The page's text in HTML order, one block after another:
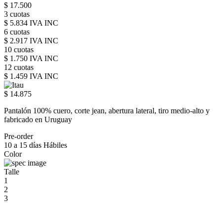
$ 17.500
3 cuotas
$ 5.834 IVA INC
6 cuotas
$ 2.917 IVA INC
10 cuotas
$ 1.750 IVA INC
12 cuotas
$ 1.459 IVA INC
$ 14.875
Pantalón 100% cuero, corte jean, abertura lateral, tiro medio-alto y
fabricado en Uruguay
Pre-order
10 a 15 días Hábiles
Color
Talle
1
2
3